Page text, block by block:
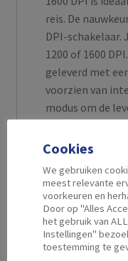
reis. De
DPI-schakelaar.
1200 of 1600
geleverd met
voorzien van
modus om de
Muis
Cookies
We gebruiken
meest relevante
voorkeuren en
Door op "Alles
het gebruik van
Instellingen"
toestemming te